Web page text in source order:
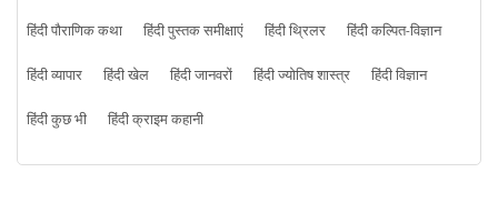
हिंदी पौराणिक कथा
हिंदी पुस्तक समीक्षाएं हिंदी थ्रिलर
हिंदी कल्पित-विज्ञान
हिंदी व्यापार
हिंदी खेल हिंदी जानवरों हिंदी ज्योतिष शास्त्र
हिंदी विज्ञान
हिंदी कुछ भी
हिंदी क्राइम कहानी